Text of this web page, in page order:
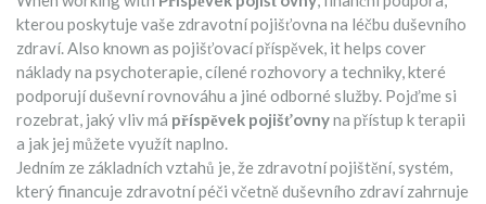
kterou poskytuje vaše zdravotní pojišťovna na léčbu duševního
zdraví. Also known as pojišťovací příspěvek, it helps cover
náklady na psychoterapie,cílené rozhovory a techniky, které
podporují duševní rovnováhu a jiné odborné služby. Pojďme si
rozebrat, jaký vliv má příspěvek pojišťovnyna přístup k terapii
a jak jej můžete využít naplno.
Jedním ze základních vztahů je, že zdravotní pojištění,systém,
který financuje zdravotní péči včetně duševního zdravízahrnuje